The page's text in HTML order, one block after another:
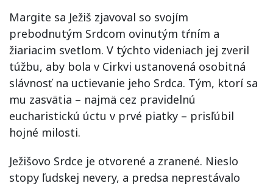
Margite sa Ježiš zjavoval so svojím
prebodnutým Srdcom ovinutým tŕním a
žiariacim svetlom. V týchto videniach jej zveril
túžbu, aby bola v Cirkvi ustanovená osobitná
slávnosť na uctievanie jeho Srdca. Tým, ktorí sa
mu zasvätia – najmä cez pravidelnú
eucharistickú úctu v prvé piatky – prisľúbil
hojné milosti.
Ježišovo Srdce je otvorené a zranené. Nieslo
stopy ľudskej nevery, a predsa neprestávalo